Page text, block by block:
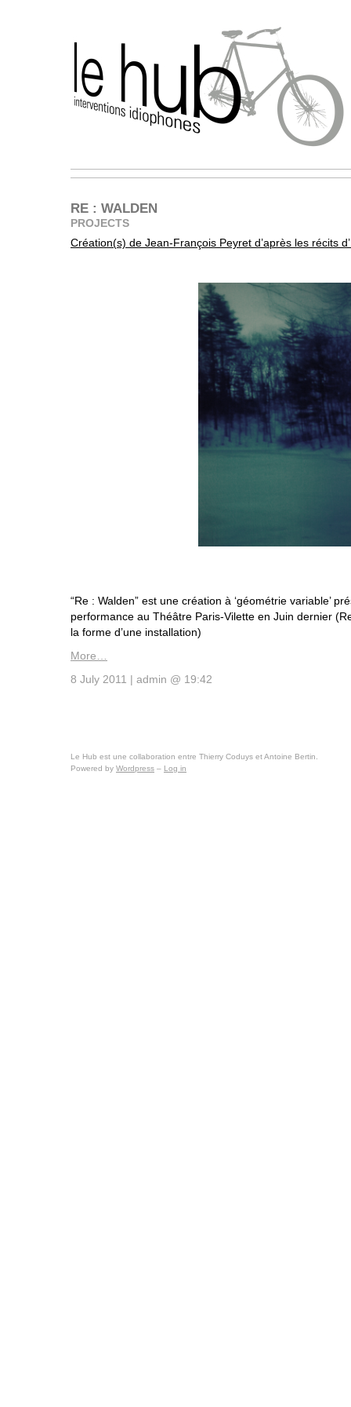
RE : WALDEN
PROJECTS
Création(s) de Jean-François Peyret d’après les récits
“Re : Walden” est une création à ‘géométrie variable’
performance au Théâtre Paris-Vilette en Juin dernier
la forme d’une installation)
More…
8 July 2011 | admin @ 19:42
Le Hub est une collaboration entre Thierry Coduys et Antoine Bertin.
Powered by Wordpress – Log in